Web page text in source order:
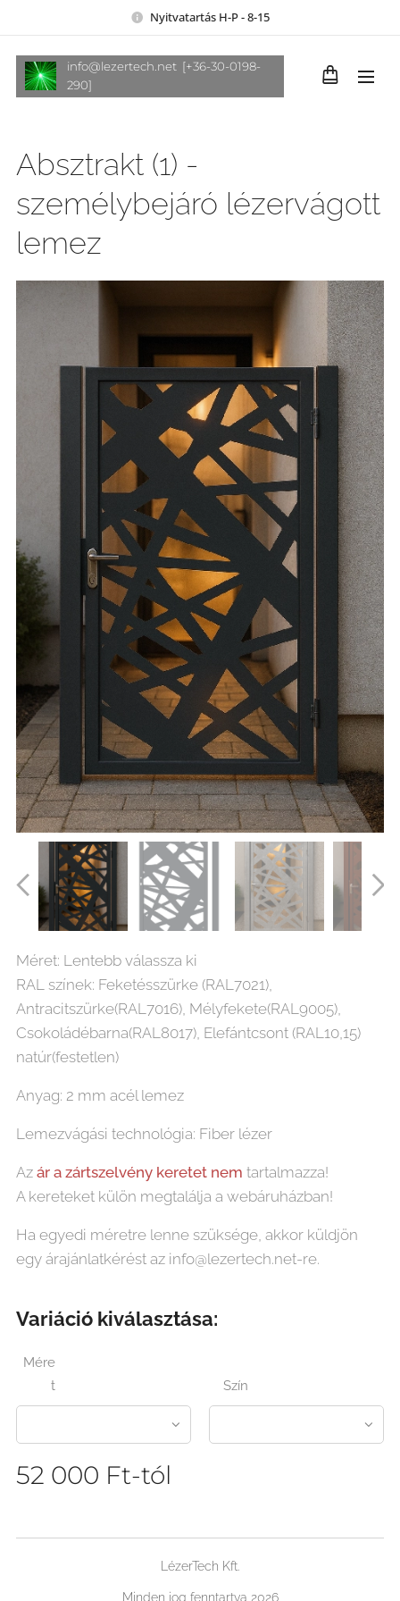
Nyitvatartás H-P - 8-15
info@lezertech.net [+36-30-0198-
290]
Absztrakt (1) -
személybejáró lézervágott
lemez
Absztrakt (1) személybejáró lézervágott lemez
Méret: Lentebb válassza ki
RAL színek: Feketésszürke (RAL7021),
Antracitszürke(RAL7016), Mélyfekete(RAL9005),
Csokoládébarna(RAL8017), Elefántcsont (RAL10,15)
natúr(festetlen)
Anyag: 2 mm acél lemez
Lemezvágási technológia: Fiber lézer
Az ár a zártszelvény keretet nem tartalmazza!
A kereteket külön megtalálja a webáruházban!
Ha egyedi méretre lenne szüksége, akkor küldjön
egy árajánlatkérést az info@lezertech.net-re.
Variáció kiválasztása:
Mére
t
Szín
52 000 Ft-tól
LézerTech Kft.
Minden jog fenntartva 2026